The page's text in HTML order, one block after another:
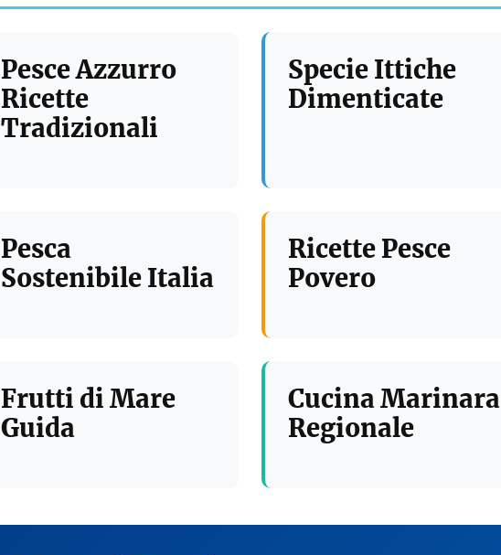
Pesce Azzurro
Ricette
Tradizionali
Specie Ittiche
Dimenticate
Pesca
Sostenibile Italia
Ricette Pesce
Povero
Frutti di Mare
Guida
Cucina Marinara
Regionale